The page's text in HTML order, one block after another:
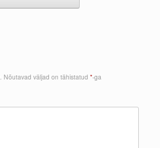
Nõutavad väljad on tähistatud *-ga